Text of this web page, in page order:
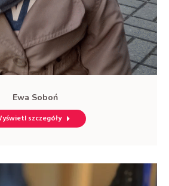
Ewa Soboń
szczegóły